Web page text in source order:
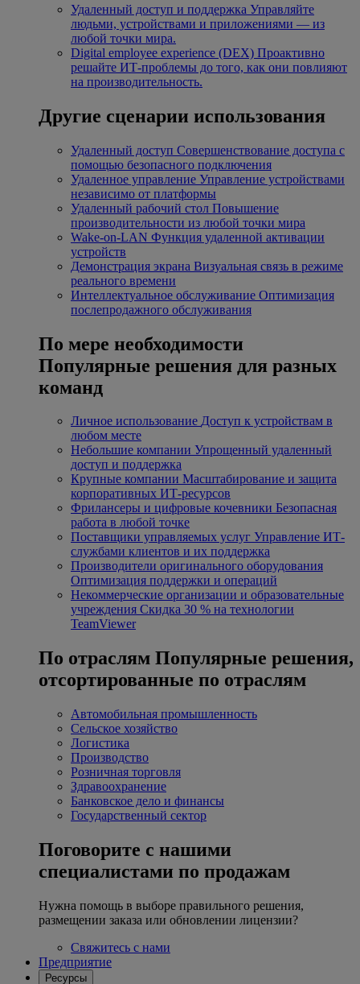
Удаленный доступ и поддержка Управляйте
людьми, устройствами и приложениями — из
любой точки мира.
Digital employee experience (DEX) Проактивно
решайте ИТ-проблемы до того, как они повлияют
на производительность.
Другие сценарии использования
Удаленный доступ Совершенствование доступа с
помощью безопасного подключения
Удаленное управление Управление устройствами
независимо от платформы
Удаленный рабочий стол Повышение
производительности из любой точки мира
Wake-on-LAN Функция удаленной активации
устройств
Демонстрация экрана Визуальная связь в режиме
реального времени
Интеллектуальное обслуживание Оптимизация
послепродажного обслуживания
По мере необходимости
Популярные решения для разных
команд
Личное использование Доступ к устройствам в
любом месте
Небольшие компании Упрощенный удаленный
доступ и поддержка
Крупные компании Масштабирование и защита
корпоративных ИТ-ресурсов
Фрилансеры и цифровые кочевники Безопасная
работа в любой точке
Поставщики управляемых услуг Управление ИТ-
службами клиентов и их поддержка
Производители оригинального оборудования
Оптимизация поддержки и операций
Некоммерческие организации и образовательные
учреждения Скидка 30 % на технологии
TeamViewer
По отраслям Популярные решения,
отсортированные по отраслям
Автомобильная промышленность
Сельское хозяйство
Логистика
Производство
Розничная торговля
Здравоохранение
Банковское дело и финансы
Государственный сектор
Поговорите с нашими
специалистами по продажам
Нужна помощь в выборе правильного решения,
размещении заказа или обновлении лицензии?
Свяжитесь с нами
Предприятие
Ресурсы